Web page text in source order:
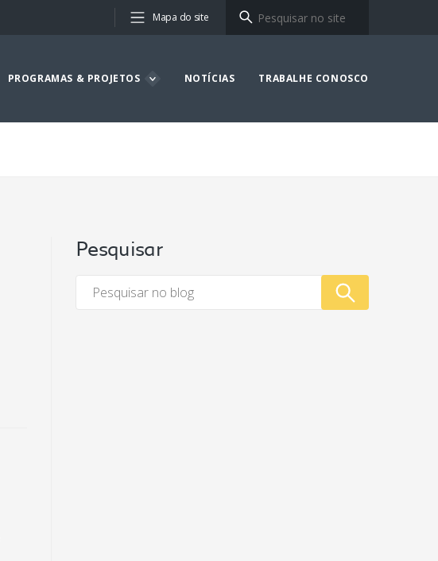
Mapa do site
PROGRAMAS & PROJETOS NOTÍCIAS TRABALHE CONOSCO
Pesquisar